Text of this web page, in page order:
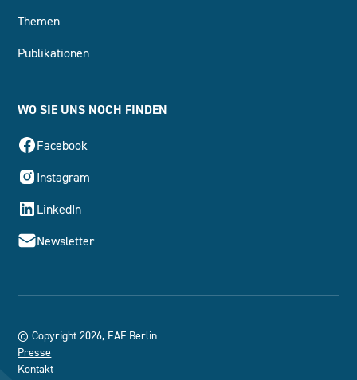
Themen
Publikationen
WO SIE UNS NOCH FINDEN
Facebook
Instagram
LinkedIn
Newsletter
© Copyright 2026, EAF Berlin
Presse
Kontakt